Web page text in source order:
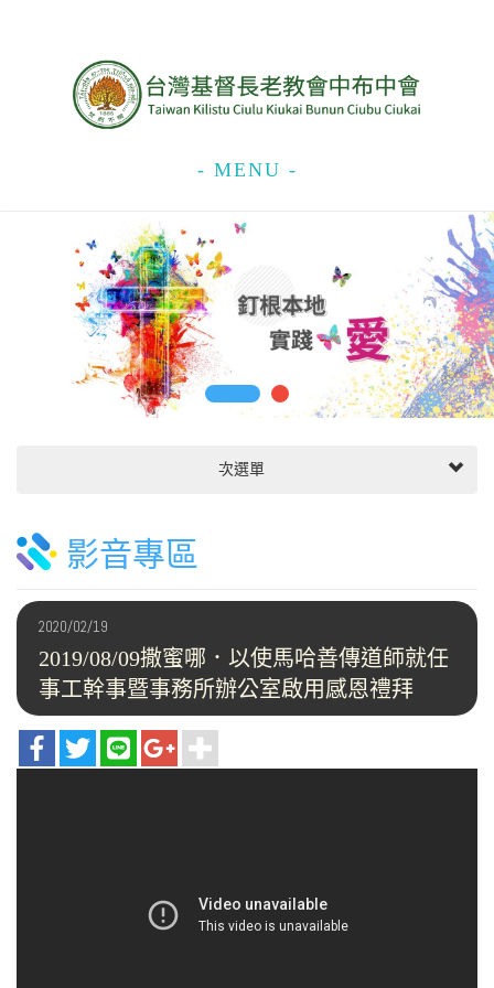
- MENU -
次選單
影音專區
2020/02/19
2019/08/09撒蜜哪．以使馬哈善傳道師就任
事工幹事暨事務所辦公室啟用感恩禮拜